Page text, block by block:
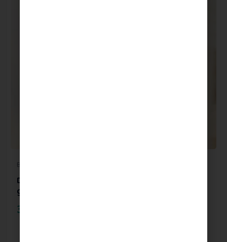
Bijoux de grossesse
Doudou Lapin - 2 en 1 compatible bola de
grossesse
39.00